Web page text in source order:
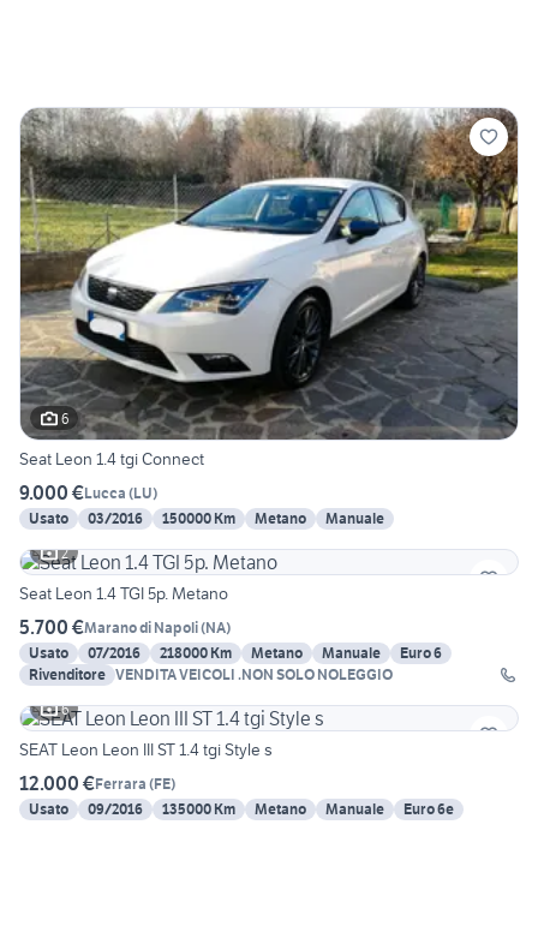
6
Seat Leon 1.4 tgi Connect
9.000 €Lucca (LU)
Usato
03/2016 150000 Km Metano
Manuale
2
Seat Leon 1.4 TGI 5p. Metano
5.700 €Marano di Napoli(NA)
Usato
07/2016 218000 Km Metano Manuale
Euro 6
Rivenditore
VENDITA VEICOLI .NON SOLO NOLEGGIO
6
SEAT Leon Leon III ST 1.4 tgi Style s
12.000 €Ferrara (FE)
Usato
09/2016 135000 Km Metano Manuale Euro 6e